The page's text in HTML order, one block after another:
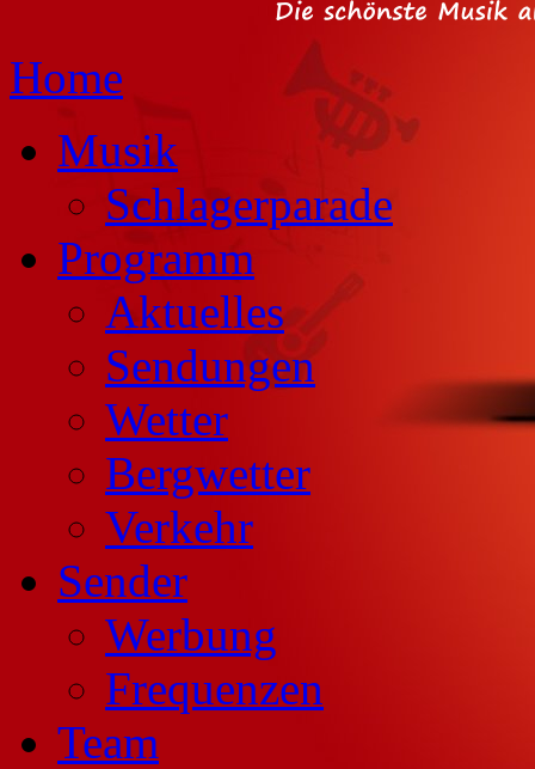
Home
Musik
Schlagerparade
Programm
Aktuelles
Sendungen
Wetter
Bergwetter
Verkehr
Sender
Werbung
Frequenzen
Team